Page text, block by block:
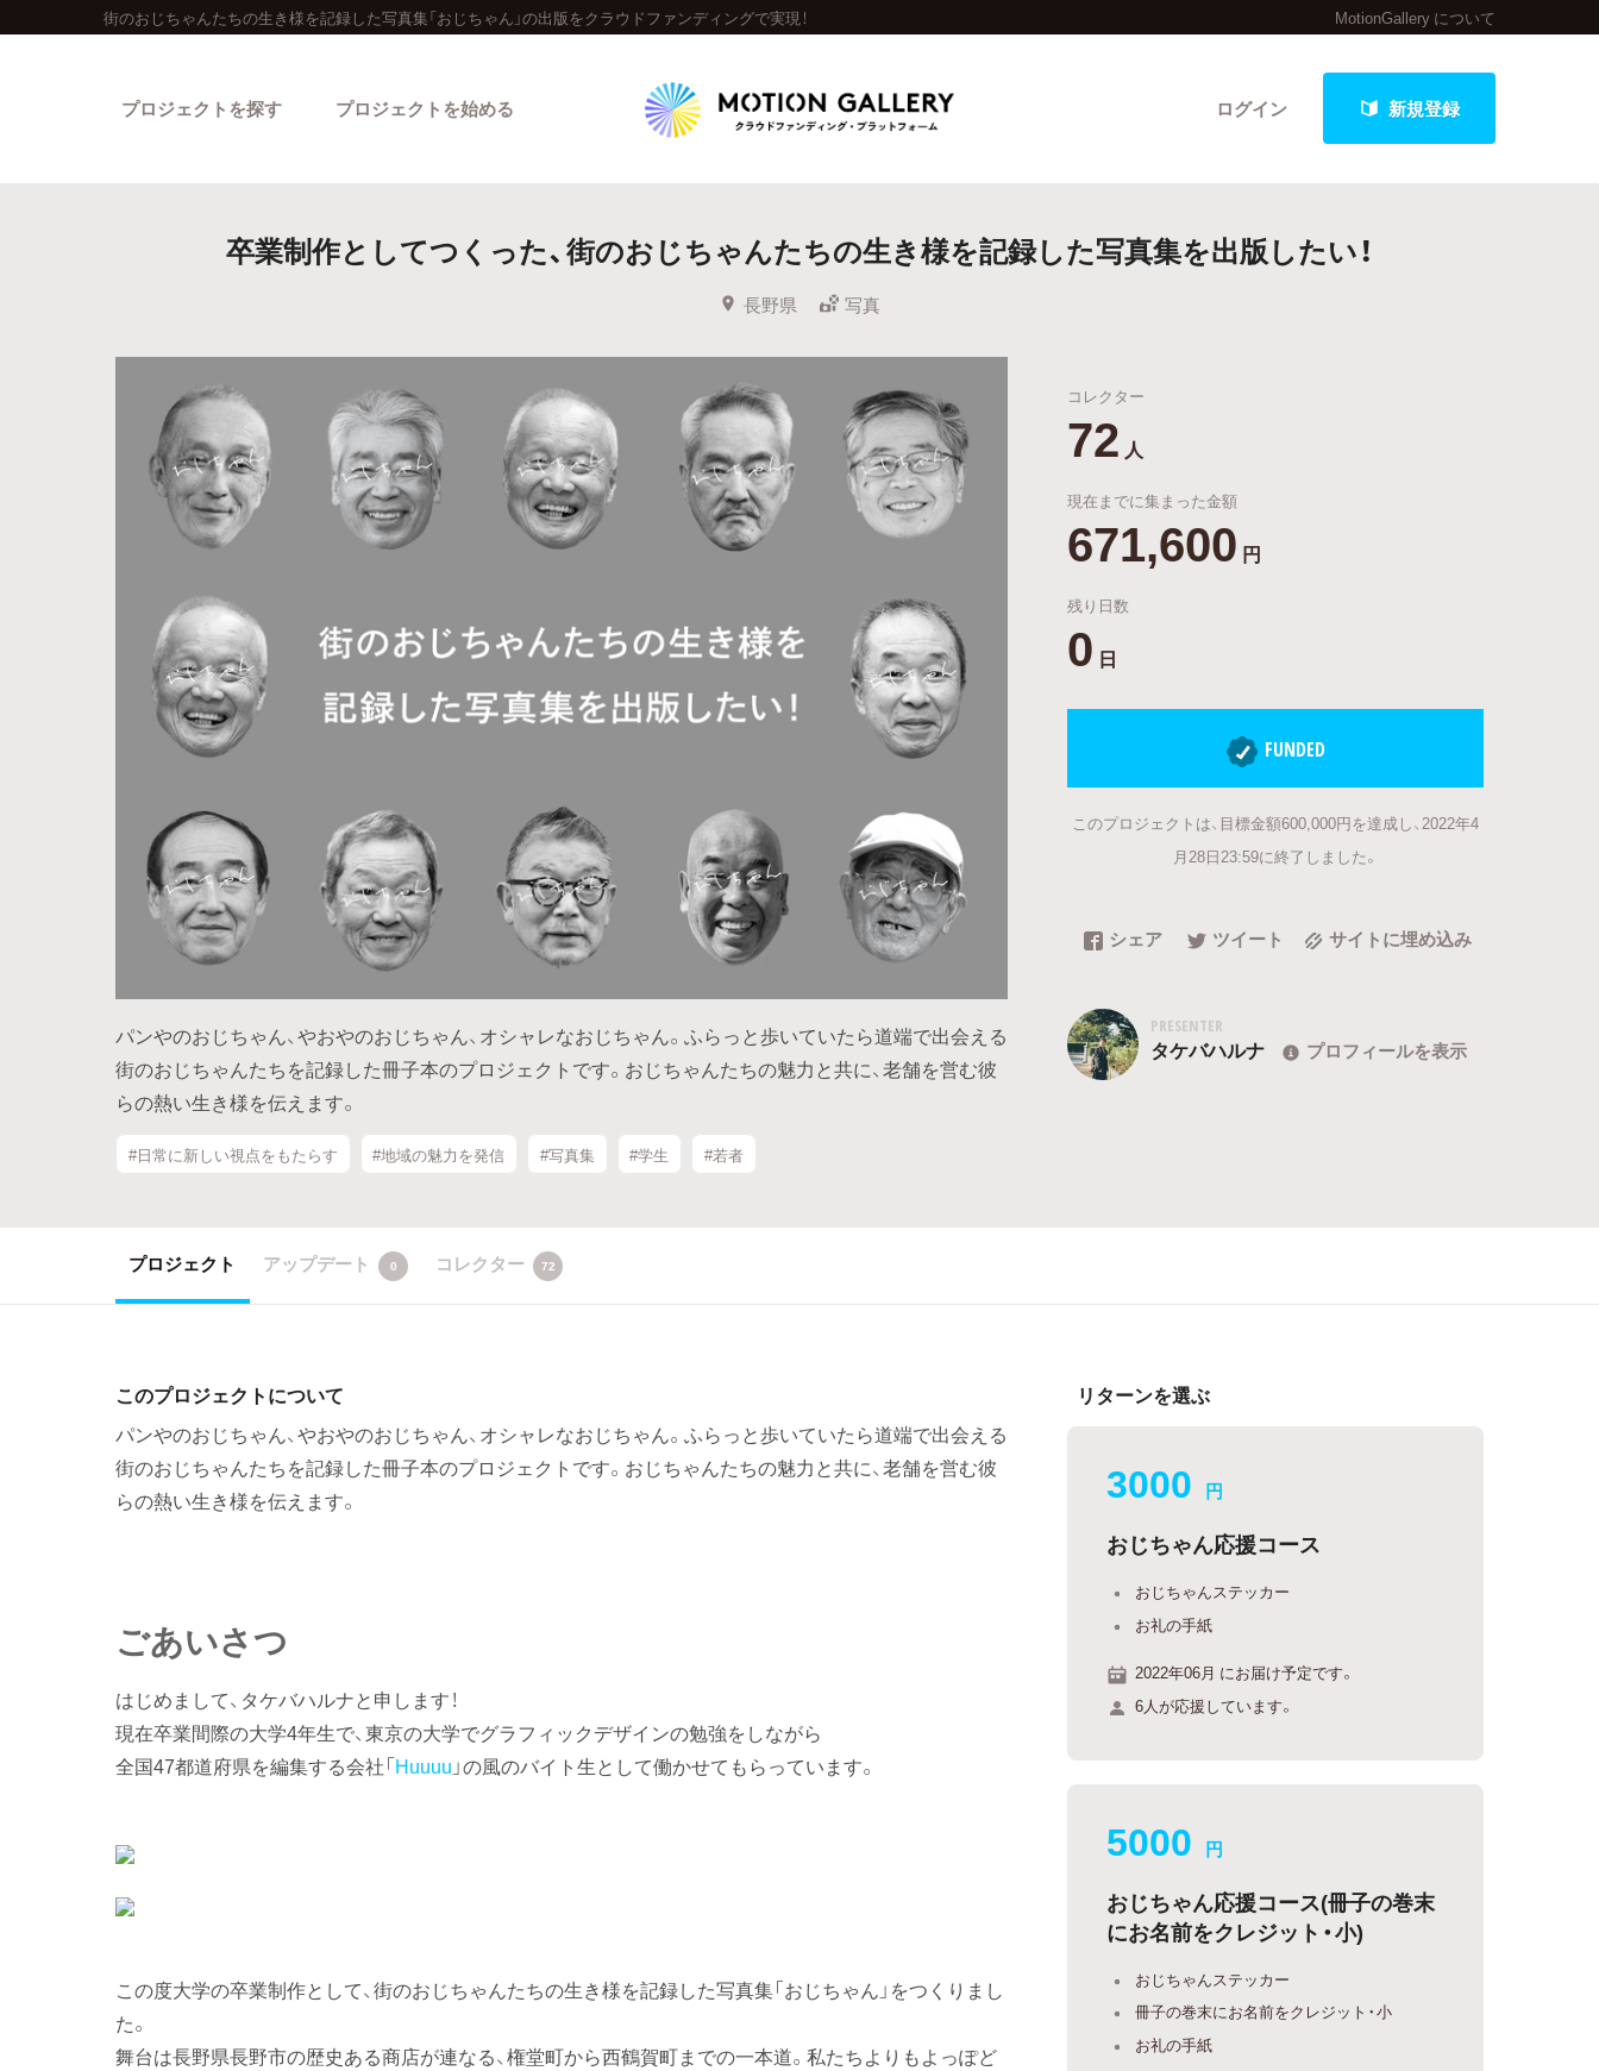
街のおじちゃんたちの生き様を記録した写真集「おじちゃん」の出版をクラウドファンディングで実現！ MotionGallery について
ログイン 新規登録
プロジェクトを探す
人気のプロジェクト 新着プロジェクト 終了間近のプロジェクト
Feature
カテゴリーから探す タグから探す キュレーターから探す 特集から探す 最新進捗報告から探す
Legendary
最新達成プロジェクト 調達額が大きいプロジェクト
プロジェクトを始める
卒業制作としてつくった、街のおじちゃんたちの生き様を記録した写真集を出版したい！
長野県 写真
パンやのおじちゃん、やおやのおじちゃん、オシャレなおじちゃん。ふらっと歩いていたら道端で出会える
街のおじちゃんたちを記録した冊子本のプロジェクトです。おじちゃんたちの魅力と共に、老舗を営む彼
らの熱い生き様を伝えます。
#日常に新しい視点をもたらす #地域の魅力を発信 #写真集 #学生 #若者
コレクター
72 人
現在までに集まった金額
671,600 円
残り日数
0 日
FUNDED
このプロジェクトは、目標金額600,000円を達成し、2022年4
月28日23:59に終了しました。
シェア ツイート サイトに埋め込み
PRESENTER
タケバハルナ プロフィールを表示
プロジェクト アップデート 0 コレクター 72
このプロジェクトについて
パンやのおじちゃん、やおやのおじちゃん、オシャレなおじちゃん。ふらっと歩いていたら道端で出会える
街のおじちゃんたちを記録した冊子本のプロジェクトです。おじちゃんたちの魅力と共に、老舗を営む彼
らの熱い生き様を伝えます。
ごあいさつ
はじめまして、タケバハルナと申します！
現在卒業間際の大学4年生で、東京の大学でグラフィックデザインの勉強をしながら
全国47都道府県を編集する会社「Huuuu 」の風のバイト生として働かせてもらっています。
この度大学の卒業制作として、街のおじちゃんたちの生き様を記録した写真集「おじちゃん」をつくりまし
た。
舞台は長野県長野市の歴史ある商店が連なる、権堂町から西鶴賀町までの一本道。私たちよりもよっぽど
リターンを選ぶ
3000 円
おじちゃん応援コース
おじちゃんステッカー
お礼の手紙
2022年06月 にお届け予定です。
6人が応援しています。
5000 円
おじちゃん応援コース(冊子の巻末
にお名前をクレジット・小)
おじちゃんステッカー
冊子の巻末にお名前をクレジット・小
お礼の手紙